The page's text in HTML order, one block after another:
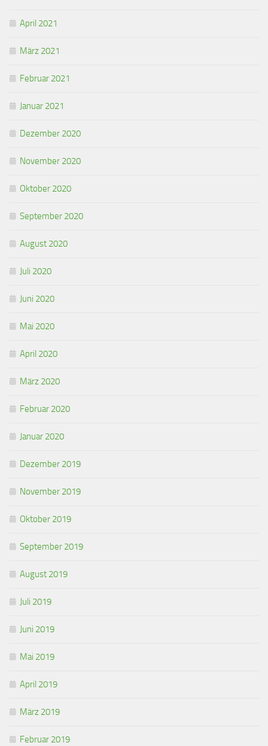
April 2021
März 2021
Februar 2021
Januar 2021
Dezember 2020
November 2020
Oktober 2020
September 2020
August 2020
Juli 2020
Juni 2020
Mai 2020
April 2020
März 2020
Februar 2020
Januar 2020
Dezember 2019
November 2019
Oktober 2019
September 2019
August 2019
Juli 2019
Juni 2019
Mai 2019
April 2019
März 2019
Februar 2019